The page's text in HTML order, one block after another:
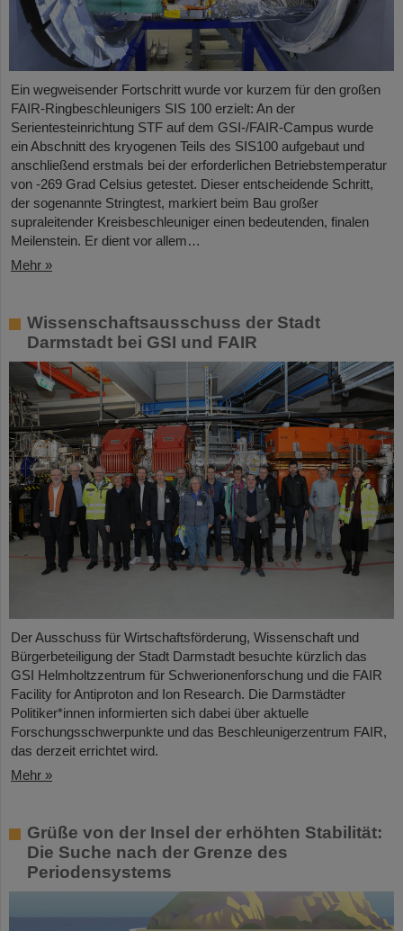
Ein wegweisender Fortschritt wurde vor kurzem für den großen
FAIR-Ringbeschleunigers SIS 100 erzielt: An der
Serientesteinrichtung STF auf dem GSI-/FAIR-Campus wurde
ein Abschnitt des kryogenen Teils des SIS100 aufgebaut und
anschließend erstmals bei der erforderlichen Betriebstemperatur
von -269 Grad Celsius getestet. Dieser entscheidende Schritt,
der sogenannte Stringtest, markiert beim Bau großer
supraleitender Kreisbeschleuniger einen bedeutenden, finalen
Meilenstein. Er dient vor allem…
Mehr »
Wissenschaftsausschuss der Stadt
Darmstadt bei GSI und FAIR
Der Ausschuss für Wirtschaftsförderung, Wissenschaft und
Bürgerbeteiligung der Stadt Darmstadt besuchte kürzlich das
GSI Helmholtzzentrum für Schwerionenforschung und die FAIR
Facility for Antiproton and Ion Research. Die Darmstädter
Politiker*innen informierten sich dabei über aktuelle
Forschungsschwerpunkte und das Beschleunigerzentrum FAIR,
das derzeit errichtet wird.
Mehr »
Grüße von der Insel der erhöhten Stabilität:
Die Suche nach der Grenze des
Periodensystems